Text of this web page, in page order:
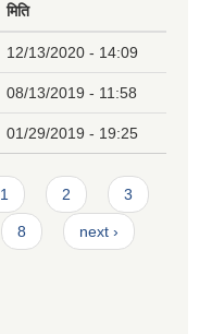
मिति
12/13/2020 - 14:09
08/13/2019 - 11:58
01/29/2019 - 19:25
1 2 3
8 next ›